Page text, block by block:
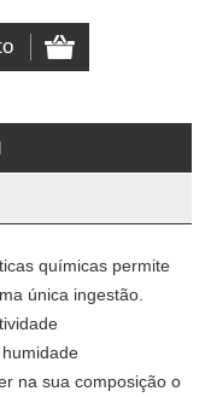
químicas permite
única ingestão.
na sua composição o